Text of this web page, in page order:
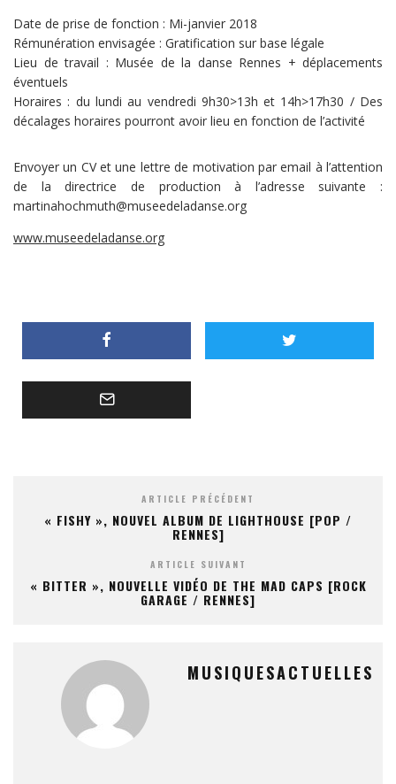
Date de prise de fonction : Mi-janvier 2018
Rémunération envisagée : Gratification sur base légale
Lieu de travail : Musée de la danse Rennes + déplacements
éventuels
Horaires : du lundi au vendredi 9h30>13h et 14h>17h30 / Des
décalages horaires pourront avoir lieu en fonction de l’activité
Envoyer un CV et une lettre de motivation par email à l’attention
de la directrice de production à l’adresse suivante :
martinahochmuth@museedeladanse.org
www.museedeladanse.org
ARTICLE PRÉCÉDENT
« FISHY », NOUVEL ALBUM DE LIGHTHOUSE [POP /
RENNES]
ARTICLE SUIVANT
« BITTER », NOUVELLE VIDÉO DE THE MAD CAPS [ROCK
GARAGE / RENNES]
MUSIQUESACTUELLES